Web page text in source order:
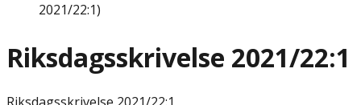
2021/22:1)
Riksdagsskrivelse 2021/22:1